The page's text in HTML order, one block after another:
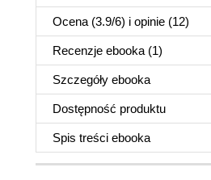
Ocena (3.9/6) i opinie (12)
Recenzje ebooka (1)
Szczegóły ebooka
Dostępność produktu
Spis treści ebooka